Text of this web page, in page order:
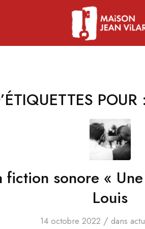
POUR :
fiction sonore «
Louis
14 octobre 2022 / dans actu